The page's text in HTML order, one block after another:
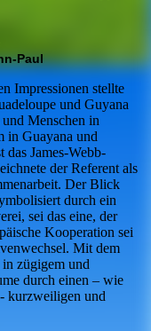
Paul
Impressionen stellte
und Guyana
Menschen in
in Guayana und
das James-Webb-
der Referent als
Der Blick
durch ein
sei das eine, der
Kooperation sei
Mit dem
zügigem und
durch einen – wie
kurzweiligen und